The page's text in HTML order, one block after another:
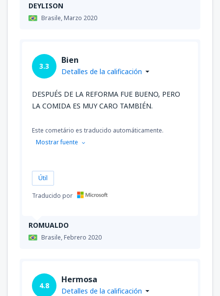
DEYLISON
Brasile,Marzo 2020
ROMUALDO
Brasile,Febrero 2020
3.3
Bien
Detalles de la calificación
DESPUÉS DE LA REFORMA FUE BUENO, PERO
LA COMIDA ES MUY CARO TAMBIÉN.
Este cometário es traducido automáticamente.
Mostrar fuente
Útil
Traducido por
4.8
Hermosa
Detalles de la calificación